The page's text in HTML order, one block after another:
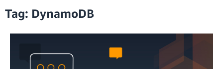
Edições
Tag: DynamoDB